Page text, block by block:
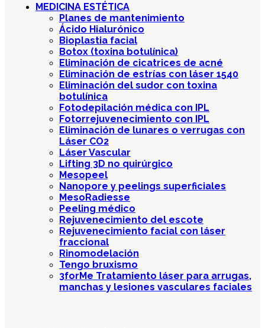
MEDICINA ESTÉTICA
Planes de mantenimiento
Ácido Hialurónico
Bioplastia facial
Botox (toxina botulínica)
Eliminación de cicatrices de acné
Eliminación de estrías con láser 1540
Eliminación del sudor con toxina
botulínica
Fotodepilación médica con IPL
Fotorrejuvenecimiento con IPL
Eliminación de lunares o verrugas con
Láser CO2
Láser Vascular
Lifting 3D no quirúrgico
Mesopeel
Nanopore y peelings superficiales
MesoRadiesse
Peeling médico
Rejuvenecimiento del escote
Rejuvenecimiento facial con láser
fraccional
Rinomodelación
Tengo bruxismo
3forMe Tratamiento láser para arrugas,
manchas y lesiones vasculares faciales